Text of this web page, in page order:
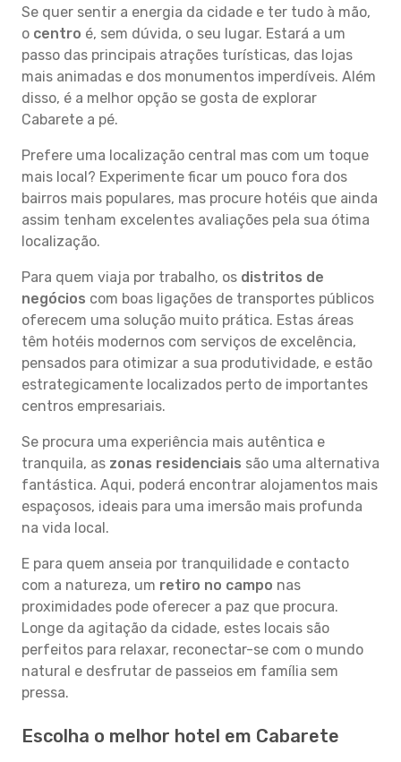
Se quer sentir a energia da cidade e ter tudo à mão,
o centro é, sem dúvida, o seu lugar. Estará a um
passo das principais atrações turísticas, das lojas
mais animadas e dos monumentos imperdíveis. Além
disso, é a melhor opção se gosta de explorar
Cabarete a pé.
Prefere uma localização central mas com um toque
mais local? Experimente ficar um pouco fora dos
bairros mais populares, mas procure hotéis que ainda
assim tenham excelentes avaliações pela sua ótima
localização.
Para quem viaja por trabalho, os distritos de
negócios com boas ligações de transportes públicos
oferecem uma solução muito prática. Estas áreas
têm hotéis modernos com serviços de excelência,
pensados para otimizar a sua produtividade, e estão
estrategicamente localizados perto de importantes
centros empresariais.
Se procura uma experiência mais autêntica e
tranquila, as zonas residenciais são uma alternativa
fantástica. Aqui, poderá encontrar alojamentos mais
espaçosos, ideais para uma imersão mais profunda
na vida local.
E para quem anseia por tranquilidade e contacto
com a natureza, um retiro no campo nas
proximidades pode oferecer a paz que procura.
Longe da agitação da cidade, estes locais são
perfeitos para relaxar, reconectar-se com o mundo
natural e desfrutar de passeios em família sem
pressa.
Escolha o melhor hotel em Cabarete